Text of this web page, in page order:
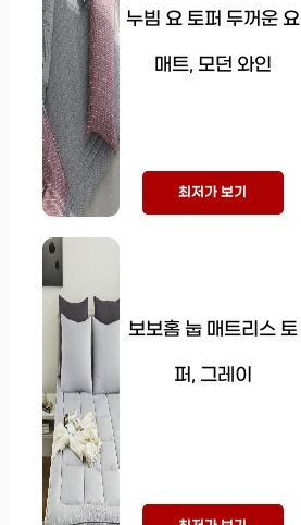
누빔 요 토퍼 두꺼운 요
매트, 모던 와인
최저가 보기
보보홈 눕 매트리스 토
퍼, 그레이